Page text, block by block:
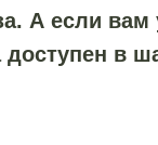
А если
в